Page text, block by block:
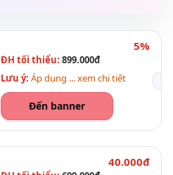
5%
ĐH tối thiểu: 899.000đ
Lưu ý: Áp dụng ... xem chi tiết
Đến banner
40.000đ